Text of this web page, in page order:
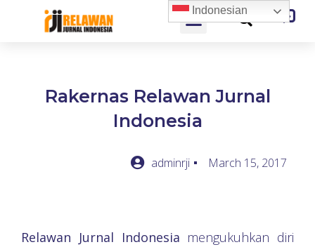
Rakernas Relawan Jurnal
Indonesia
adminrji March 15, 2017
Relawan Jurnal Indonesia mengukuhkan diri
Indonesian